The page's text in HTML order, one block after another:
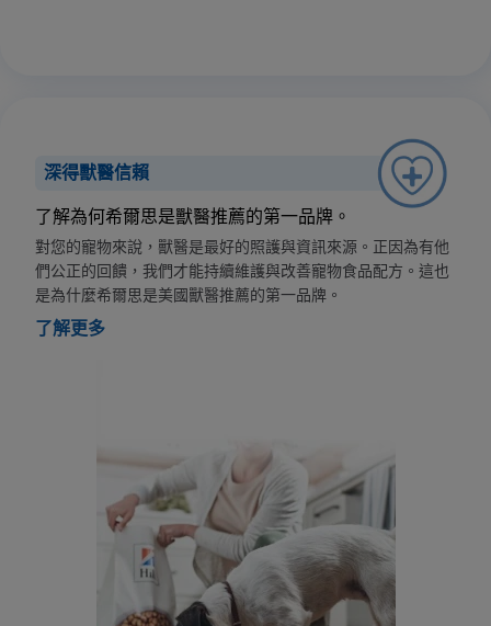
深得獸醫信賴
了解為何希爾思是獸醫推薦的第一品牌。
對您的寵物來說，獸醫是最好的照護與資訊來源。正因為有他
們公正的回饋，我們才能持續維護與改善寵物食品配方。這也
是為什麼希爾思是美國獸醫推薦的第一品牌。
了解更多